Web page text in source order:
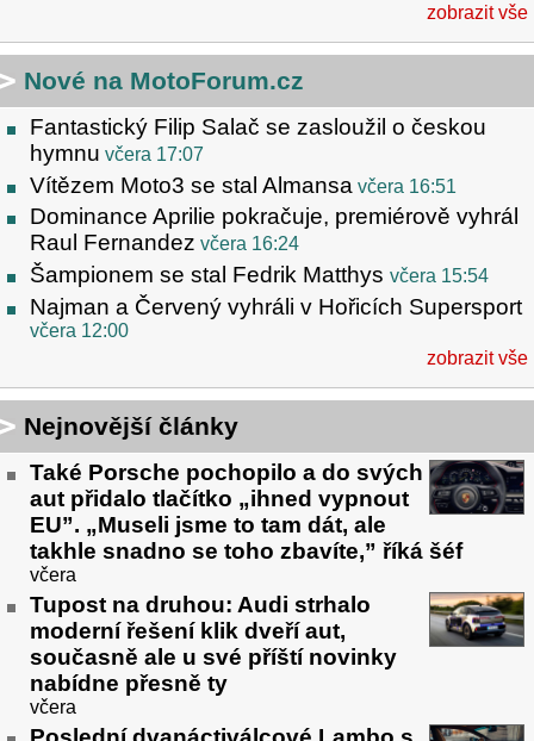
zobrazit vše
Nové na MotoForum.cz
Fantastický Filip Salač se zasloužil o českou
hymnu včera 17:07
Vítězem Moto3 se stal Almansa včera 16:51
Dominance Aprilie pokračuje, premiérově vyhrál
Raul Fernandez včera 16:24
Šampionem se stal Fedrik Matthys včera 15:54
Najman a Červený vyhráli v Hořicích Supersport
včera 12:00
zobrazit vše
Nejnovější články
Také Porsche pochopilo a do svých
aut přidalo tlačítko „ihned vypnout
EU”. „Museli jsme to tam dát, ale
takhle snadno se toho zbavíte,” říká šéf
včera
Tupost na druhou: Audi strhalo
moderní řešení klik dveří aut,
současně ale u své příští novinky
nabídne přesně ty
včera